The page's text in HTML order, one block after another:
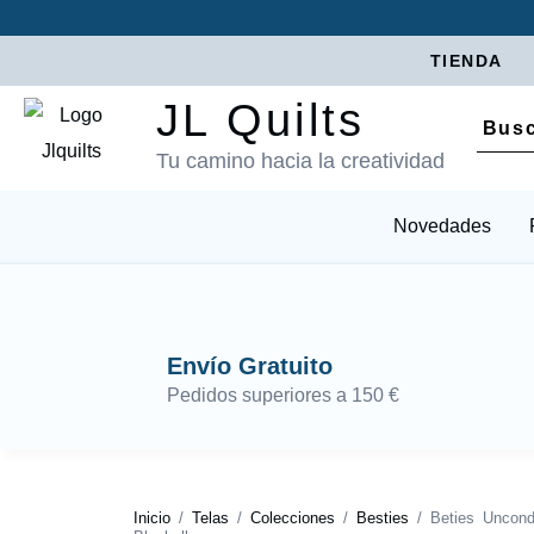
TIENDA
JL Quilts
Tu camino hacia la creatividad
Novedades
Envío Gratuito
Pedidos superiores a 150 €
Inicio / Telas / Colecciones / Besties / Beties